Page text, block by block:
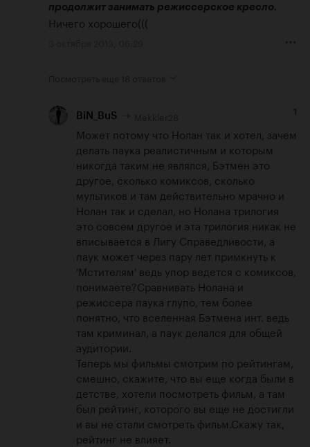
продолжит занимать режиссерское кресло.
Ничего хорошего(((
BiN_BuS 1
Может потому что Нолан так и хотел, зачем
делать паука реалистичным и которым
никогда таким не являлся, Бэтмен это
другое, сколько комиксов, сколько
мультиков и там действительно мрачно и
Нолан так и сделал, но Нолана трилогия
это совсем другое и эта трилогия никак не
вписывается в Лигу Справедливости, а
паук может через пару лет примкнуть к
'Мстителям' ведь упор ведется с комиксов,
понимаете?Сравнивать Нолана и
режиссера паука глупо, тем более
понятно, что вселенная Бэтмена инт. ведь
там криминал, а паук делался для общей
аудитории.
Теперь мы фильмы смотрим по рейтингам,
смешно, скажите, что вы еще когда были в
детстве, хотели посмотреть фильм, а там
был рейтинг, которого вы еще не достигли
и вы не стали смотреть фильм.Скажу так,
рейтинг не влияет.